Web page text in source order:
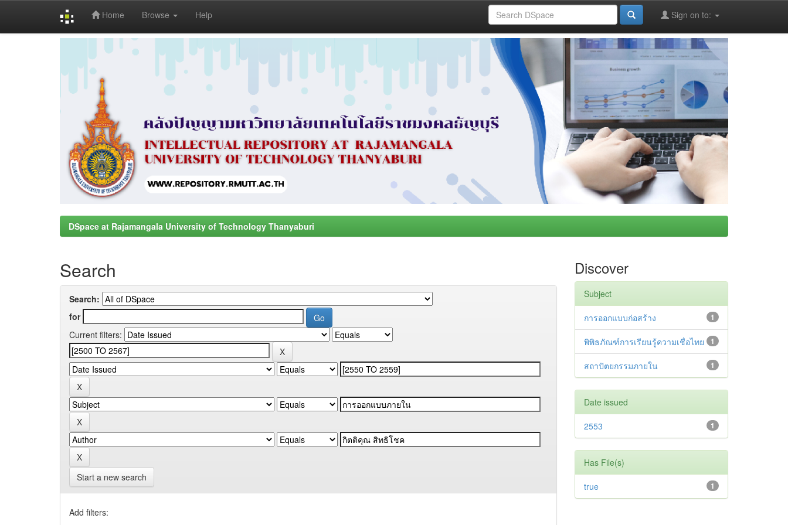
Home Browse Help Sign on to:
DSpace at Rajamangala University of Technology Thanyaburi
Search
Search:
for
Current filters:
Start a new search
Add filters:
Discover
Subject
1
การออกแบบก่อสร้าง
1
พิพิธภัณฑ์การเรียนรู้ความเชื่อไทย
1
สถาปัตยกรรมภายใน
Date issued
1
2553
Has File(s)
1
true